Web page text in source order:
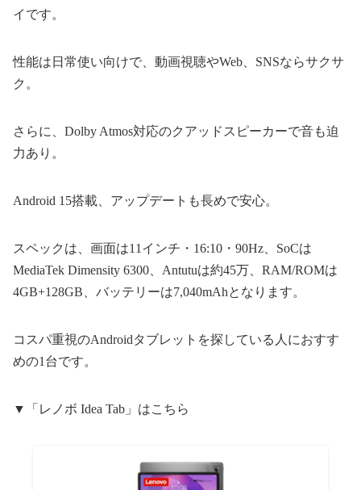
イです。
性能は日常使い向けで、動画視聴やWeb、SNSならサクサ
ク。
さらに、Dolby Atmos対応のクアッドスピーカーで音も迫
力あり。
Android 15搭載、アップデートも長めで安心。
スペックは、画面は11インチ・16:10・90Hz、SoCは
MediaTek Dimensity 6300、Antutuは約45万、RAM/ROMは
4GB+128GB、バッテリーは7,040mAhとなります。
コスパ重視のAndroidタブレットを探している人におすす
めの1台です。
▼「レノボ Idea Tab」はこちら